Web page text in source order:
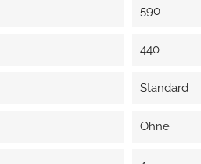
590
440
Standard
Ohne